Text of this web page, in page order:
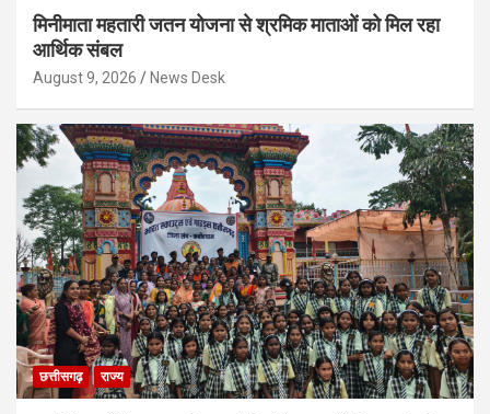
मिनीमाता महतारी जतन योजना से श्रमिक माताओं को मिल रहा
आर्थिक संबल
August 9, 2026 News Desk
छत्तीसगढ़ राज्य